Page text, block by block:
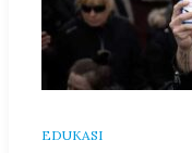
EDUKASI